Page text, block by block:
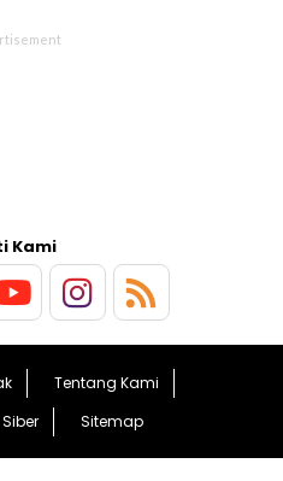
Kami
Tentang Kami
Sitemap